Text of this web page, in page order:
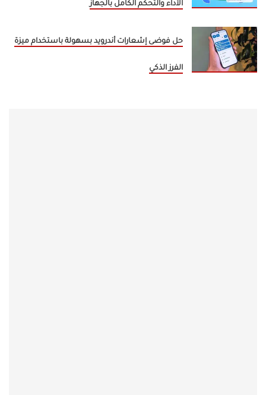
الأداء والتحكم الكامل بالجهاز
حل فوضى إشعارات أندرويد بسهولة باستخدام ميزة
الفرز الذكي